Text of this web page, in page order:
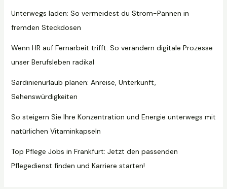
Unterwegs laden: So vermeidest du Strom-Pannen in
fremden Steckdosen
Wenn HR auf Fernarbeit trifft: So verändern digitale Prozesse
unser Berufsleben radikal
Sardinienurlaub planen: Anreise, Unterkunft,
Sehenswürdigkeiten
So steigern Sie Ihre Konzentration und Energie unterwegs mit
natürlichen Vitaminkapseln
Top Pflege Jobs in Frankfurt: Jetzt den passenden
Pflegedienst finden und Karriere starten!